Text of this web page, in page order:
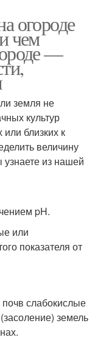
огороде
чем
—
земля не
культур
близких к
величину
из нашей
pH.
или
показателя от
слабокислые
земель